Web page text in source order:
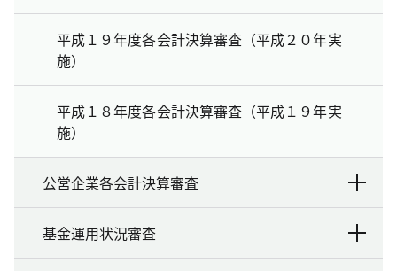
平成１９年度各会計決算審査（平成２０年実
施）
平成１８年度各会計決算審査（平成１９年実
施）
公営企業各会計決算審査
基金運用状況審査